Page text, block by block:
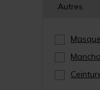
Autres